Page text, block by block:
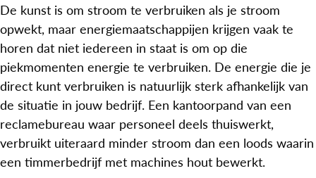
De kunst is om stroom te verbruiken als je stroom
opwekt, maar energiemaatschappijen krijgen vaak te
horen dat niet iedereen in staat is om op die
piekmomenten energie te verbruiken. De energie die je
direct kunt verbruiken is natuurlijk sterk afhankelijk van
de situatie in jouw bedrijf. Een kantoorpand van een
reclamebureau waar personeel deels thuiswerkt,
verbruikt uiteraard minder stroom dan een loods waarin
een timmerbedrijf met machines hout bewerkt.